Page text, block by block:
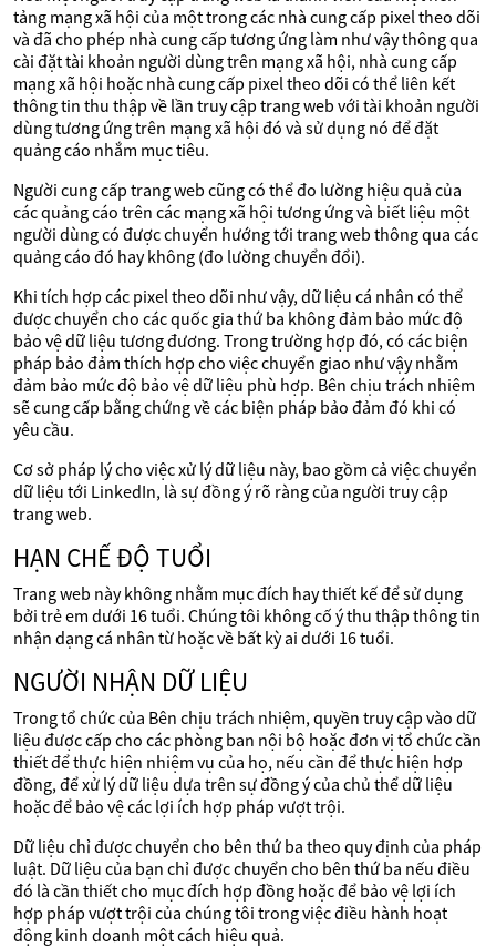
tảng mạng xã hội của một trong các nhà cung cấp pixel theo dõi
và đã cho phép nhà cung cấp tương ứng làm như vậy thông qua
cài đặt tài khoản người dùng trên mạng xã hội, nhà cung cấp
mạng xã hội hoặc nhà cung cấp pixel theo dõi có thể liên kết
thông tin thu thập về lần truy cập trang web với tài khoản người
dùng tương ứng trên mạng xã hội đó và sử dụng nó để đặt
quảng cáo nhắm mục tiêu.
Người cung cấp trang web cũng có thể đo lường hiệu quả của
các quảng cáo trên các mạng xã hội tương ứng và biết liệu một
người dùng có được chuyển hướng tới trang web thông qua các
quảng cáo đó hay không (đo lường chuyển đổi).
Khi tích hợp các pixel theo dõi như vậy, dữ liệu cá nhân có thể
được chuyển cho các quốc gia thứ ba không đảm bảo mức độ
bảo vệ dữ liệu tương đương. Trong trường hợp đó, có các biện
pháp bảo đảm thích hợp cho việc chuyển giao như vậy nhằm
đảm bảo mức độ bảo vệ dữ liệu phù hợp. Bên chịu trách nhiệm
sẽ cung cấp bằng chứng về các biện pháp bảo đảm đó khi có
yêu cầu.
Cơ sở pháp lý cho việc xử lý dữ liệu này, bao gồm cả việc chuyển
dữ liệu tới LinkedIn, là sự đồng ý rõ ràng của người truy cập
trang web.
HẠN CHẾ ĐỘ TUỔI
Trang web này không nhằm mục đích hay thiết kế để sử dụng
bởi trẻ em dưới 16 tuổi. Chúng tôi không cố ý thu thập thông tin
nhận dạng cá nhân từ hoặc về bất kỳ ai dưới 16 tuổi.
NGƯỜI NHẬN DỮ LIỆU
Trong tổ chức của Bên chịu trách nhiệm, quyền truy cập vào dữ
liệu được cấp cho các phòng ban nội bộ hoặc đơn vị tổ chức cần
thiết để thực hiện nhiệm vụ của họ, nếu cần để thực hiện hợp
đồng, để xử lý dữ liệu dựa trên sự đồng ý của chủ thể dữ liệu
hoặc để bảo vệ các lợi ích hợp pháp vượt trội.
Dữ liệu chỉ được chuyển cho bên thứ ba theo quy định của pháp
luật. Dữ liệu của bạn chỉ được chuyển cho bên thứ ba nếu điều
đó là cần thiết cho mục đích hợp đồng hoặc để bảo vệ lợi ích
hợp pháp vượt trội của chúng tôi trong việc điều hành hoạt
động kinh doanh một cách hiệu quả.